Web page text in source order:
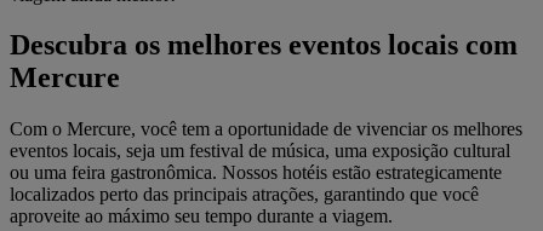
Descubra os melhores eventos locais com
Mercure
Com o Mercure, você tem a oportunidade de vivenciar os melhores
eventos locais, seja um festival de música, uma exposição cultural
ou uma feira gastronômica. Nossos hotéis estão estrategicamente
localizados perto das principais atrações, garantindo que você
aproveite ao máximo seu tempo durante a viagem.